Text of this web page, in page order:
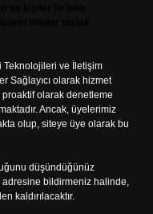
Teknolojileri ve İletişim
Sağlayıcı olarak hizmet
olarak denetleme
Ancak, üyelerimiz
olup, siteye üye olarak bu
düşündüğünüz
adresine bildirmeniz halinde,
kaldırılacaktır.